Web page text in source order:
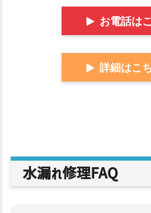
お電話は
詳細はこ
水漏れ修理FAQ